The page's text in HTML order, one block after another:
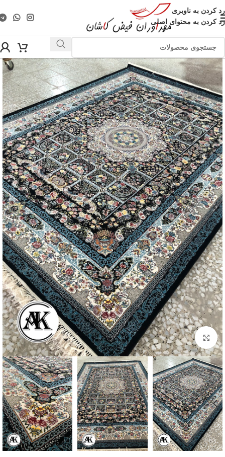
رد کردن به ناوبری
رد کردن به محتوای اصلی
بزرگنمایی تصویر